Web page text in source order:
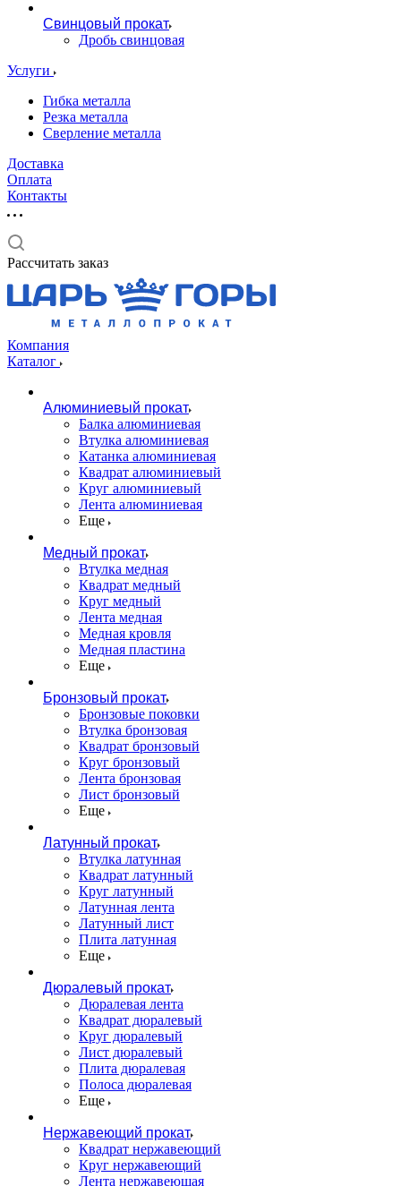
Свинцовый прокат
Дробь свинцовая
Услуги
Гибка металла
Резка металла
Сверление металла
Доставка
Оплата
Контакты
Рассчитать заказ
Компания
Каталог
Алюминиевый прокат
Балка алюминиевая
Втулка алюминиевая
Катанка алюминиевая
Квадрат алюминиевый
Круг алюминиевый
Лента алюминиевая
Еще
Медный прокат
Втулка медная
Квадрат медный
Круг медный
Лента медная
Медная кровля
Медная пластина
Еще
Бронзовый прокат
Бронзовые поковки
Втулка бронзовая
Квадрат бронзовый
Круг бронзовый
Лента бронзовая
Лист бронзовый
Еще
Латунный прокат
Втулка латунная
Квадрат латунный
Круг латунный
Латунная лента
Латунный лист
Плита латунная
Еще
Дюралевый прокат
Дюралевая лента
Квадрат дюралевый
Круг дюралевый
Лист дюралевый
Плита дюралевая
Полоса дюралевая
Еще
Нержавеющий прокат
Квадрат нержавеющий
Круг нержавеющий
Лента нержавеющая